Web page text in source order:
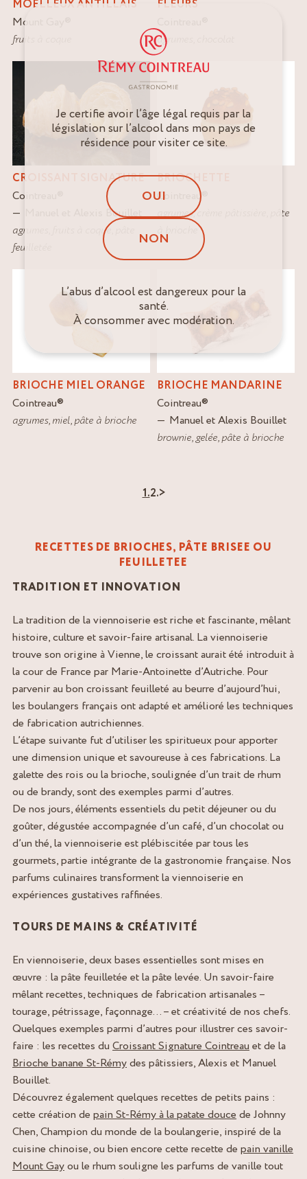
MOELLEUX ANTILLAIS
Mount Gay
fruits à coque
FLEURS
agrumes
CROISSANT SIGNATURE
Cointreau
Manuel et Alexis Bouillet
agrumes
fruits à coque
feuilletée
BRIOCHETTE
Cointreau
agrumes,crème pâtissière
pâte
BRIOCHE MIEL ORANGE
Cointreau®
agrumes,miel,pâte à brioche
BRIOCHE MANDARINE
Cointreau®
Manuel et Alexis Bouillet
brownie,gelée,pâte à brioche
1.2.>
RECETTES DE BRIOCHES, PÂTE BRISEE OU
FEUILLETEE
TRADITION ET INNOVATION
La tradition de la viennoiserie est riche et fascinante, mêlant
histoire, culture et savoir-faire artisanal. La viennoiserie
trouve son origine à Vienne, le croissant aurait été introduit à
la cour de France par Marie-Antoinette d’Autriche. Pour
parvenir au bon croissant feuilleté au beurre d’aujourd’hui,
les boulangers français ont adapté et amélioré les techniques
de fabrication autrichiennes.
L’étape suivante fut d’utiliser les spiritueux pour apporter
une dimension unique et savoureuse à ces fabrications. La
galette des rois ou la brioche, soulignée d’un trait de rhum
ou de brandy, sont des exemples parmi d’autres.
De nos jours, éléments essentiels du petit déjeuner ou du
goûter, dégustée accompagnée d’un café, d’un chocolat ou
d’un thé, la viennoiserie est plébiscitée par tous les
gourmets, partie intégrante de la gastronomie française. Nos
parfums culinaires transforment la viennoiserie en
expériences gustatives raffinées.
TOURS DE MAINS & CRÉATIVITÉ
En viennoiserie, deux bases essentielles sont mises en
œuvre : la pâte feuilletée et la pâte levée. Un savoir-faire
mêlant recettes, techniques de fabrication artisanales –
tourage, pétrissage, façonnage… – et créativité de nos chefs.
Quelques exemples parmi d’autres pour illustrer ces savoir-
faire : les recettes du Croissant Signature Cointreau et de la
Brioche banane St-Rémydes pâtissiers, Alexis et Manuel
Bouillet.
Découvrez également quelques recettes de petits pains :
cette création de pain St-Rémy à la patate douce de Johnny
Chen, Champion du monde de la boulangerie, inspiré de la
cuisine chinoise, ou bien encore cette recette de pain vanille
Mount Gayou le rhum souligne les parfums de vanille tout
Je certifie avoir l’âge légal requis par la
législation sur l’alcool dans mon pays de
résidence pour visiter ce site.
OUI
NON
L’abus d’alcool est dangereux pour la
santé.
À consommer avec modération.